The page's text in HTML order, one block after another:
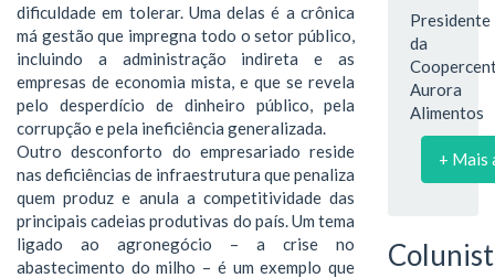
dificuldade em tolerar. Uma delas é a crônica
má gestão que impregna todo o setor público,
incluindo a administração indireta e as
empresas de economia mista, e que se revela
pelo desperdício de dinheiro público, pela
corrupção e pela ineficiência generalizada.
Outro desconforto do empresariado reside
nas deficiências de infraestrutura que penaliza
quem produz e anula a competitividade das
principais cadeias produtivas do país. Um tema
ligado ao agronegócio – a crise no
abastecimento do milho – é um exemplo que
Presidente
da
Aurora
Alimentos
+ Mais